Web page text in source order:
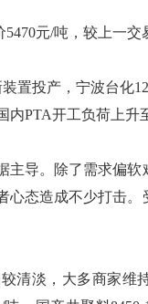
元/吨，较上一交
投产，宁波台化
PTA开工负荷上升
导。除了需求偏软
心态造成不少打击
淡，大多商家维